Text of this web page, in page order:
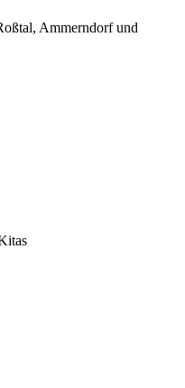
Ammerndorf und